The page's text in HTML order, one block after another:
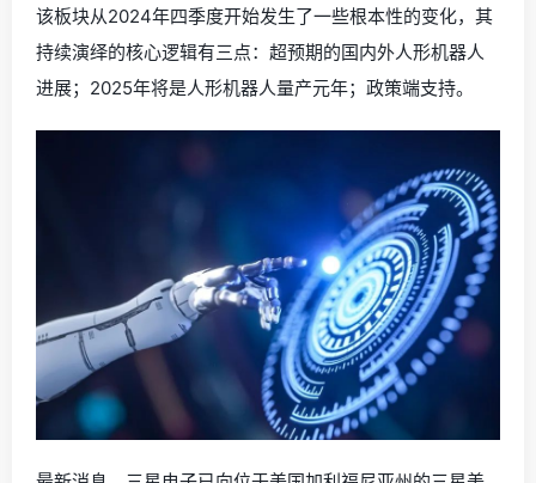
该板块从2024年四季度开始发生了一些根本性的变化，其
持续演绎的核心逻辑有三点：超预期的国内外人形机器人
进展；2025年将是人形机器人量产元年；政策端支持。